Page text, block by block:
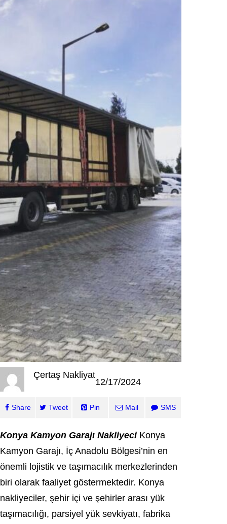
Çertaş Nakliyat
12/17/2024
Share Tweet Pin Mail SMS
Konya Kamyon Garajı NakliyeciKonya
Kamyon Garajı, İç Anadolu Bölgesi’nin en
önemli lojistik ve taşımacılık merkezlerinden
biri olarak faaliyet göstermektedir. Konya
nakliyeciler, şehir içi ve şehirler arası yük
taşımacılığı, parsiyel yük sevkiyatı, fabrika